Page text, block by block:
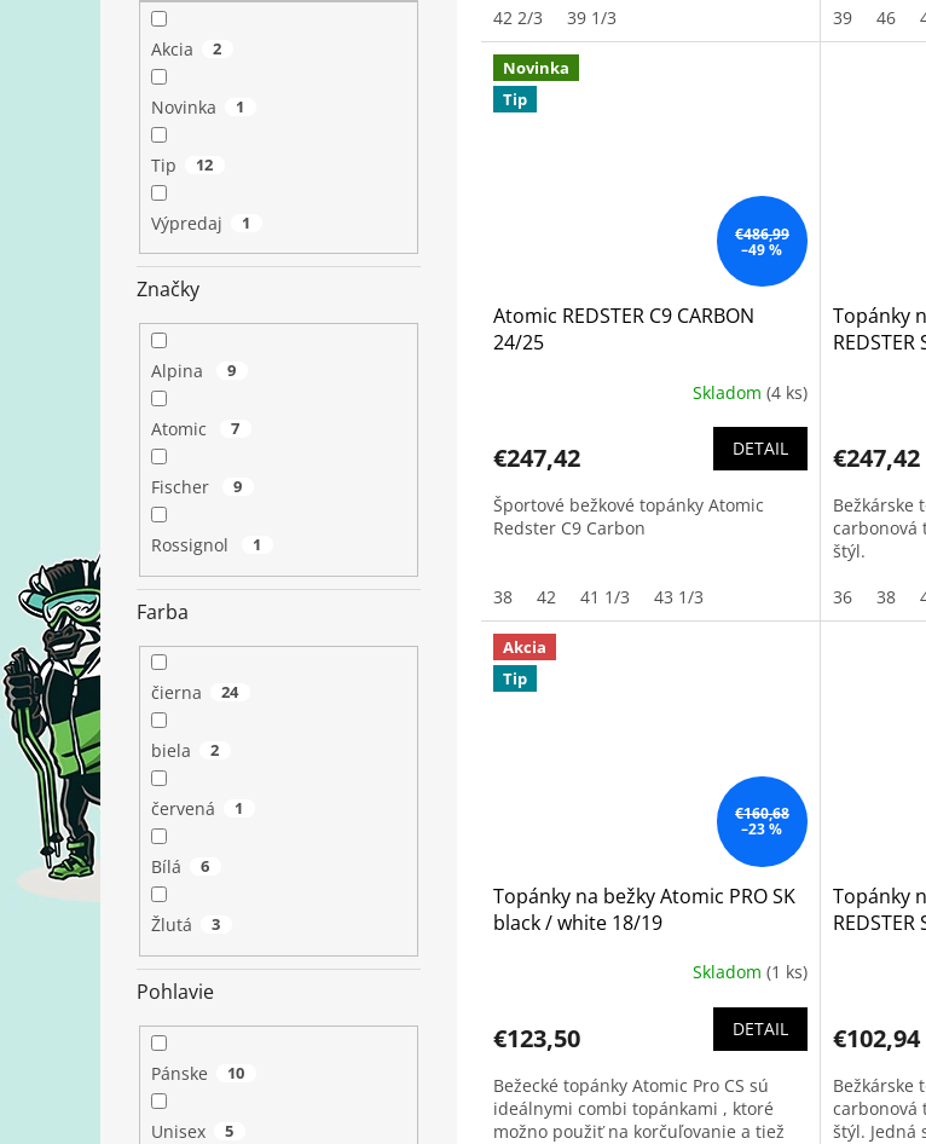
Akcia 2
Novinka 1
Tip 12
Výpredaj 1
Značky
Alpina 9
Atomic 7
Fischer 9
Rossignol 1
Farba
čierna 24
biela 2
červená 1
Bílá 6
Žlutá 3
Pohlavie
Pánske 10
Unisex 5
42 2/3
39 1/3
39
46
Novinka
Tip
€486,99
–49 %
Atomic REDSTER C9 CARBON
24/25
Skladom (4 ks)
€247,42 DETAIL
Športové bežkové topánky Atomic
Redster C9 Carbon
38 42 41 1/3 43 1/3
Topánky
€247,42
Bežkárske
carbonová
štýl.
36
38
Akcia
Tip
€160,68
–23 %
Topánky na bežky Atomic PRO SK
black / white 18/19
Skladom (1 ks)
€123,50 DETAIL
Bežecké topánky Atomic Pro CS sú
ideálnymi combi topánkami , ktoré
možno použiť na korčuľovanie a tiež
Topánky
€102,94
Bežkárske
carbonová
štýl. Jedná